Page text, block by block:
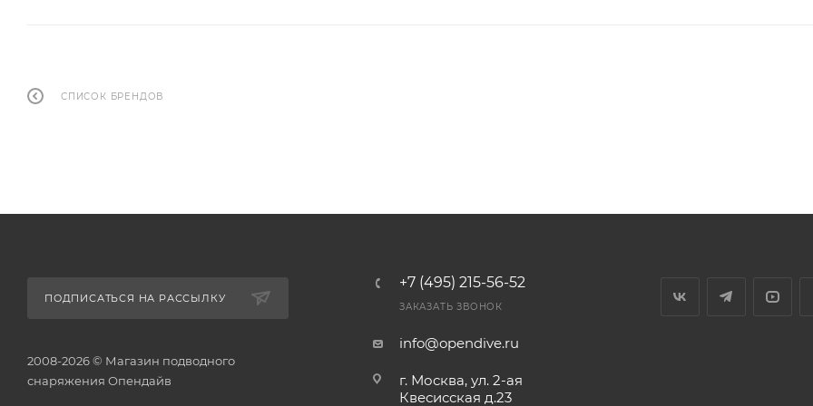
СПИСОК БРЕНДОВ
ПОДПИСАТЬСЯ НА РАССЫЛКУ
2008-2026 © Магазин подводного
снаряжения Опендайв
+7 (495) 215-56-52
ЗАКАЗАТЬ ЗВОНОК
info@opendive.ru
г. Москва, ул. 2-ая
Квесисская д.23